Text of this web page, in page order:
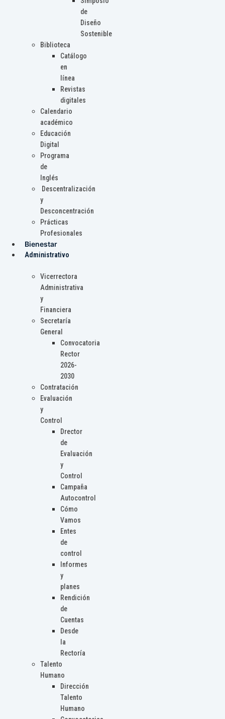
de
Diseño
Sostenible
Biblioteca
Catálogo
en
línea
Revistas
digitales
Calendario
académico
Educación
Digital
Programa
de
Inglés
Descentralización
y
Desconcentración
Prácticas
Profesionales
Bienestar
Administrativo
Vicerrectora
Administrativa
y
Financiera
Secretaría
General
Convocatoria
Rector
2026-
2030
Contratación
Evaluación
y
Control
Drector
de
Evaluación
y
Control
Campaña
Autocontrol
Cómo
Vamos
Entes
de
control
Informes
y
planes
Rendición
de
Cuentas
Desde
la
Rectoría
Talento
Humano
Dirección
Talento
Humano